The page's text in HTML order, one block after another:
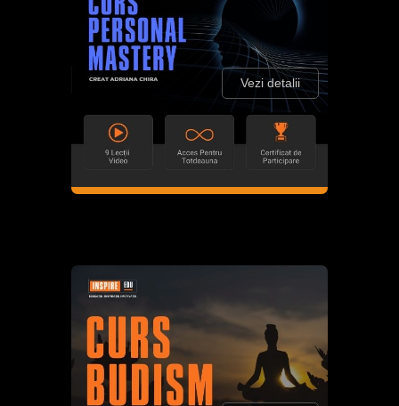
Vezi detalii